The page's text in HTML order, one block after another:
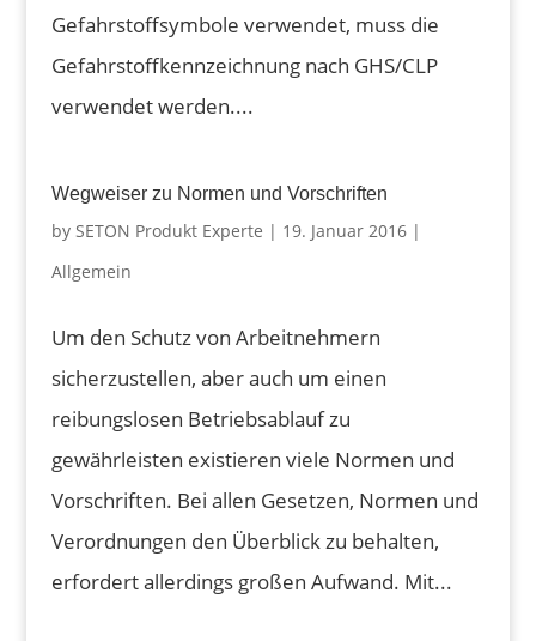
Gefahrstoffsymbole verwendet, muss die
Gefahrstoffkennzeichnung nach GHS/CLP
verwendet werden....
Wegweiser zu Normen und Vorschriften
by SETON Produkt Experte | 19. Januar 2016|
Allgemein
Um den Schutz von Arbeitnehmern
sicherzustellen, aber auch um einen
reibungslosen Betriebsablauf zu
gewährleisten existieren viele Normen und
Vorschriften. Bei allen Gesetzen, Normen und
Verordnungen den Überblick zu behalten,
erfordert allerdings großen Aufwand. Mit...